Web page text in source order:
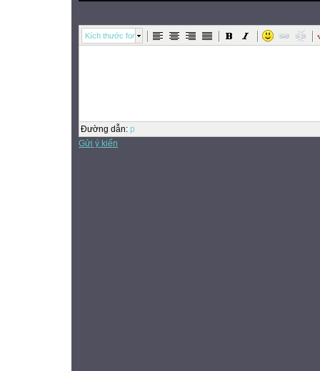
Kích thước font
Đường dẫn: p
Gửi ý kiến